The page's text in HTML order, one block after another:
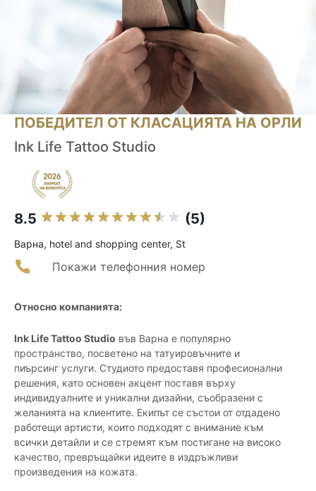
ПОБЕДИТЕЛ ОТ КЛАСАЦИЯТА НА ОРЛИ
Ink Life Tattoo Studio
8.5 (5)
Варна, hotel and shopping center, St
Покажи телефонния номер
Относно компанията:
Ink Life Tattoo Studio във Варна е популярно
пространство, посветено на татуировъчните и
пиърсинг услуги. Студиото предоставя професионални
решения, като основен акцент поставя върху
индивидуалните и уникални дизайни, съобразени с
желанията на клиентите. Екипът се състои от отдадено
работещи артисти, които подходят с внимание към
всички детайли и се стремят към постигане на високо
качество, превръщайки идеите в издръжливи
произведения на кожата.